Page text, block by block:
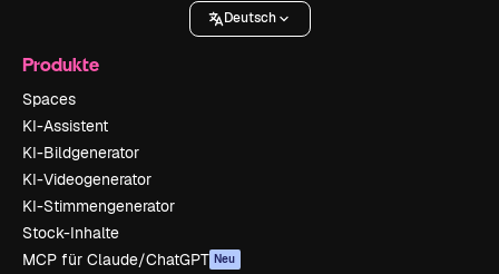
Deutsch
Produkte
Spaces
KI-Assistent
KI-Bildgenerator
KI-Videogenerator
KI-Stimmengenerator
Stock-Inhalte
MCP für Claude/ChatGPT Neu